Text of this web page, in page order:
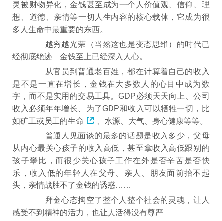
灵被财物异化，金钱甚至成为一个人价值观、信仰、理
想、道德、亲情等一切人生内容的核心载体，它成为很
多人生命中最重要的东西。
越穷越光荣（当然这也是变态思维）的时代已
经彻底绝迹，金钱至上已经深入人心。
从官员到普通老百姓，都在计算着自己的收入
是不是一直在增长，金钱在大多数人的心目中成为数
字，而不是实用的交易工具。GDP必须天天向上、公司
收入必须年年增长、为了GDP和收入可以牺牲一切，比
如矿工或员工的生命
、水源、大气、身心健康等等。
普通人见面谈的最多的话题是收入多少，父母
从内心最关心孩子的收入高低，甚至拿收入高低跟别的
孩子攀比，而很少关心孩子工作在外是否辛苦是否快
乐，收入低的年轻人在父母、亲人、朋友面前抬不起
头，亲情战胜不了金钱的诱惑……
拜金心态掏空了整个人整个社会的灵魂，让人
感受不到精神的活力，也让人活得没有尊严！